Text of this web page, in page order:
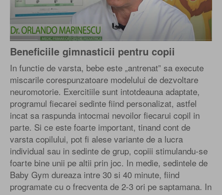
Beneficiile gimnasticii pentru copii
In functie de varsta, bebe este „antrenat” sa execute
miscarile corespunzatoare modelului de dezvoltare
neuromotorie. Exercitiile sunt intotdeauna adaptate,
programul fiecarei sedinte fiind personalizat, astfel
incat sa raspunda intocmai nevoilor fiecarui copil in
parte. Si ce este foarte important, tinand cont de
varsta copilului, pot fi alese variante de a lucra
individual sau in sedinte de grup, copiii stimulandu-se
foarte bine unii pe altii prin joc. In medie, sedintele de
Baby Gym dureaza intre 30 si 40 minute, fiind
programate cu o frecventa de 2-3 ori pe saptamana. In